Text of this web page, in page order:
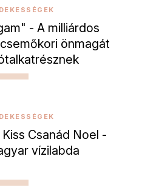
- A milliárdos
önmagát
Csanád Noel -
vízilabda